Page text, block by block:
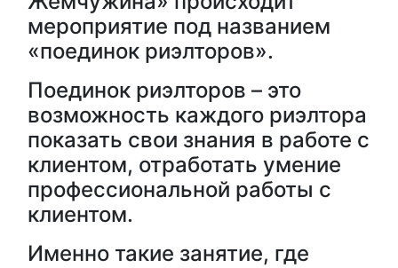
мероприятие под названием
«поединок риэлторов».
Поединок риэлторов – это
возможность каждого риэлтора
показать свои знания в работе с
клиентом, отработать умение
профессиональной работы с
клиентом.
Именно такие занятие, где